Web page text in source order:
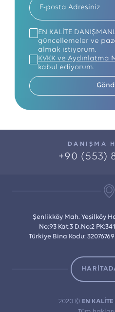
EN KALİTE
güncellemeler ve
almak istiyorum.
KVKK ve Aydınlatma
kabul ediyorum.
2020 © EN
DANIŞMA
+90 (553)
Şenlikköy Mah. Yeşilköy
No:93 Kat:3 D.No:2
Türkiye Bina Kodu: